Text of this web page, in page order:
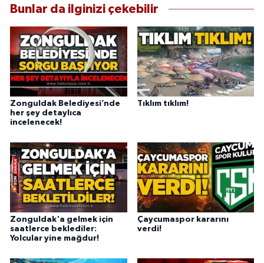
Bunlar da ilginizi çekebilir
Zonguldak Belediyesi’nde
her şey detaylıca
incelenecek!
Tıklım tıklım!
Zonguldak'a gelmek için
saatlerce beklediler:
Yolcular yine mağdur!
Çaycumaspor kararını
verdi!